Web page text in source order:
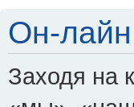
Он-
Заходя на